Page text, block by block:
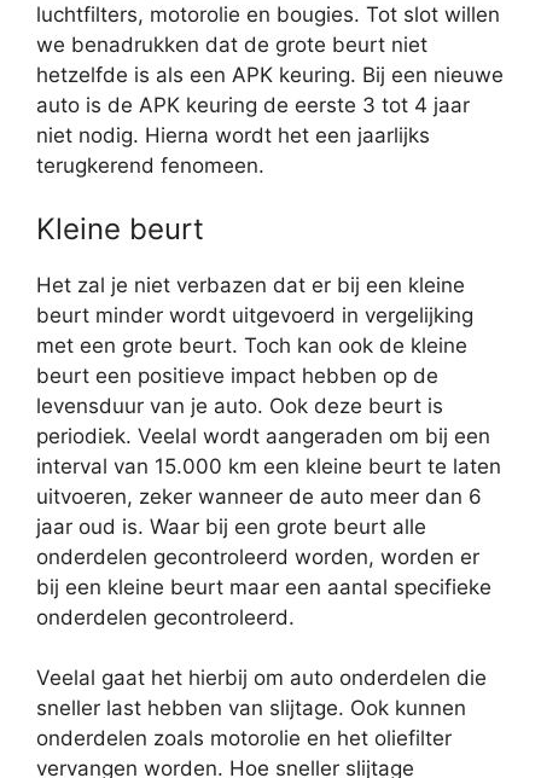
luchtfilters, motorolie en bougies. Tot slot willen
we benadrukken dat de grote beurt niet
hetzelfde is als een APK keuring. Bij een nieuwe
auto is de APK keuring de eerste 3 tot 4 jaar
niet nodig. Hierna wordt het een jaarlijks
terugkerend fenomeen.
Kleine beurt
Het zal je niet verbazen dat er bij een kleine
beurt minder wordt uitgevoerd in vergelijking
met een grote beurt. Toch kan ook de kleine
beurt een positieve impact hebben op de
levensduur van je auto. Ook deze beurt is
periodiek. Veelal wordt aangeraden om bij een
interval van 15.000 km een kleine beurt te laten
uitvoeren, zeker wanneer de auto meer dan 6
jaar oud is. Waar bij een grote beurt alle
onderdelen gecontroleerd worden, worden er
bij een kleine beurt maar een aantal specifieke
onderdelen gecontroleerd.
Veelal gaat het hierbij om auto onderdelen die
sneller last hebben van slijtage. Ook kunnen
onderdelen zoals motorolie en het oliefilter
vervangen worden. Hoe sneller slijtage